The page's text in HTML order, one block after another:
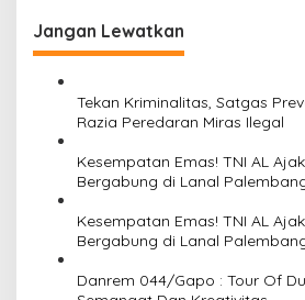
a
P
e
r
a
L
m
b
Jangan Lewatkan
Tekan Kriminalitas, Satgas
Razia Peredaran Miras Ilegal
Kesempatan Emas! TNI AL
Bergabung di Lanal
Kesempatan Emas! TNI AL
Bergabung di Lanal
Danrem 044/Gapo : Tour Of